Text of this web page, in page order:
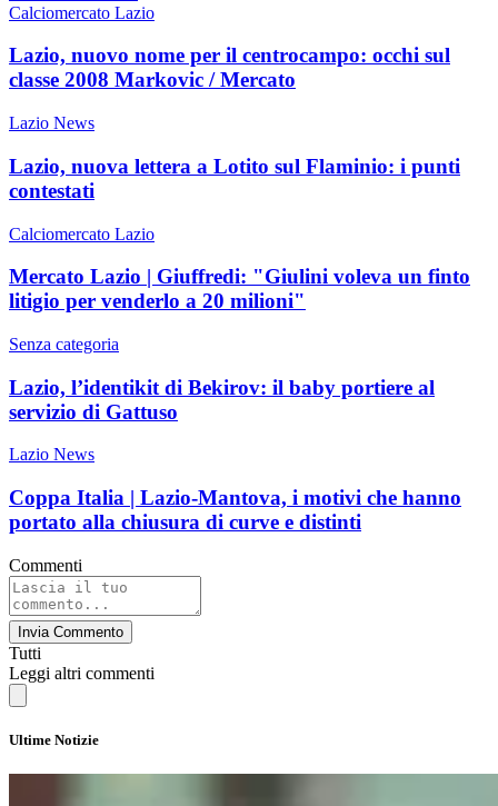
Calciomercato Lazio
Lazio, nuovo nome per il centrocampo: occhi sul
classe 2008 Markovic / Mercato
Lazio News
Lazio, nuova lettera a Lotito sul Flaminio: i punti
contestati
Calciomercato Lazio
Mercato Lazio | Giuffredi: "Giulini voleva un finto
litigio per venderlo a 20 milioni"
Senza categoria
Lazio, l’identikit di Bekirov: il baby portiere al
servizio di Gattuso
Lazio News
Coppa Italia | Lazio-Mantova, i motivi che hanno
portato alla chiusura di curve e distinti
Commenti
Invia Commento
Tutti
Leggi altri commenti
Ultime Notizie